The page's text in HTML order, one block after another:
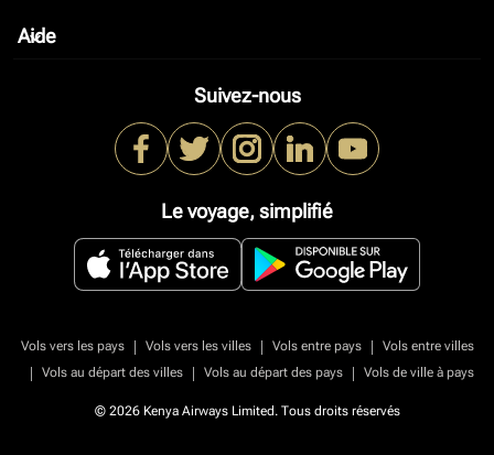
Aide
keyboard_arrow_down
Suivez-nous
Le voyage, simplifié
Vols vers les pays | Vols vers les villes | Vols entre pays |
Vols entre villes
|
Vols au départ des villes | Vols au départ des pays | Vols de ville à pays
© 2026 Kenya Airways Limited. Tous droits réservés